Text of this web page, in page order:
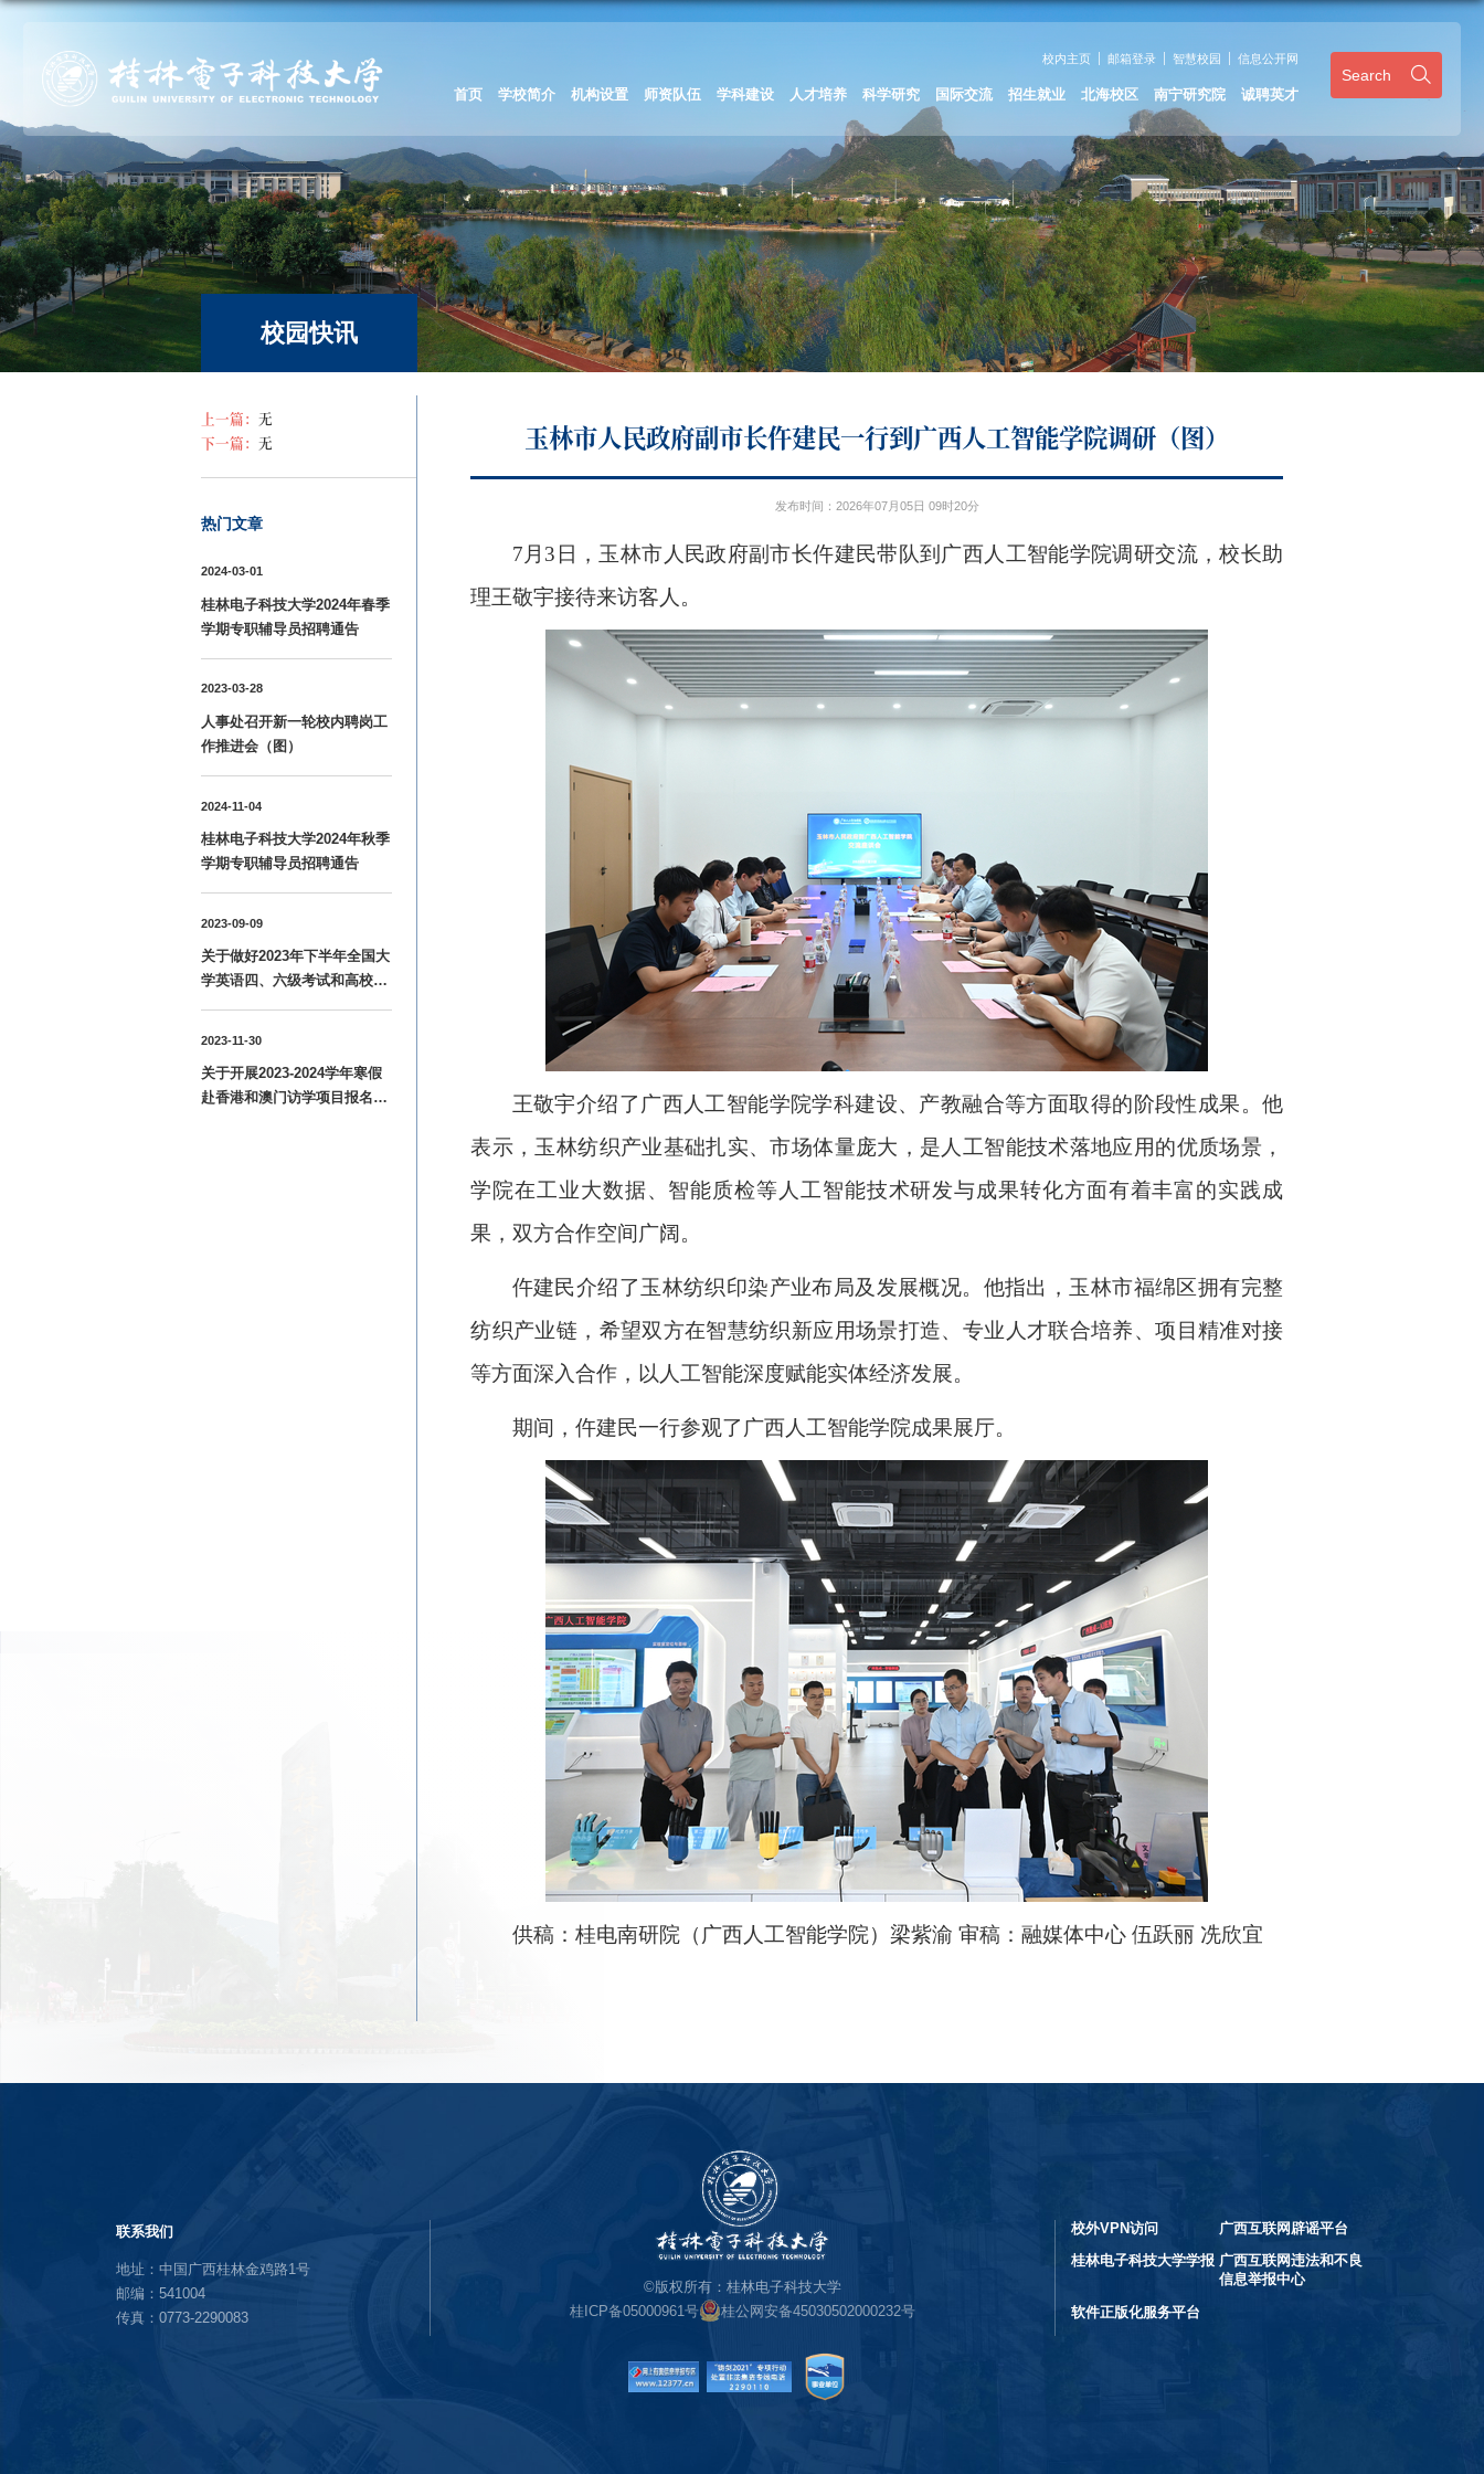
校内主页 邮箱登录 智慧校园 信息公开网
首页 学校简介 机构设置 师资队伍 学科建设 人才培养 科学研究 国际交流 招生就业 北海校区 南宁研究院 诚聘英才
Search
校园快讯
上一篇： 无
下一篇： 无
热门文章
2024-03-01
桂林电子科技大学2024年春季
学期专职辅导员招聘通告
2023-03-28
人事处召开新一轮校内聘岗工
作推进会（图）
2024-11-04
桂林电子科技大学2024年秋季
学期专职辅导员招聘通告
2023-09-09
关于做好2023年下半年全国大
学英语四、六级考试和高校英
2023-11-30
关于开展2023-2024学年寒假
赴香港和澳门访学项目报名工
玉林市人民政府副市长仵建民一行到广西人工智能学院调研（图）
发布时间：2026年07月05日 09时20分
7月3日，玉林市人民政府副市长仵建民带队到广西人工智能学院调研交流，校长助
理王敬宇接待来访客人。
王敬宇介绍了广西人工智能学院学科建设、产教融合等方面取得的阶段性成果。他
表示，玉林纺织产业基础扎实、市场体量庞大，是人工智能技术落地应用的优质场景，
学院在工业大数据、智能质检等人工智能技术研发与成果转化方面有着丰富的实践成
果，双方合作空间广阔。
仵建民介绍了玉林纺织印染产业布局及发展概况。他指出，玉林市福绵区拥有完整
纺织产业链，希望双方在智慧纺织新应用场景打造、专业人才联合培养、项目精准对接
等方面深入合作，以人工智能深度赋能实体经济发展。
期间，仵建民一行参观了广西人工智能学院成果展厅。
供稿：桂电南研院（广西人工智能学院）梁紫渝 审稿：融媒体中心 伍跃丽 冼欣宜
联系我们
地址：中国广西桂林金鸡路1号
邮编：541004
传真：0773-2290083
©版权所有：桂林电子科技大学
桂ICP备05000961号
桂公网安备45030502000232号
校外VPN访问 广西互联网辟谣平台
桂林电子科技大学学报 广西互联网违法和不良
信息举报中心
软件正版化服务平台